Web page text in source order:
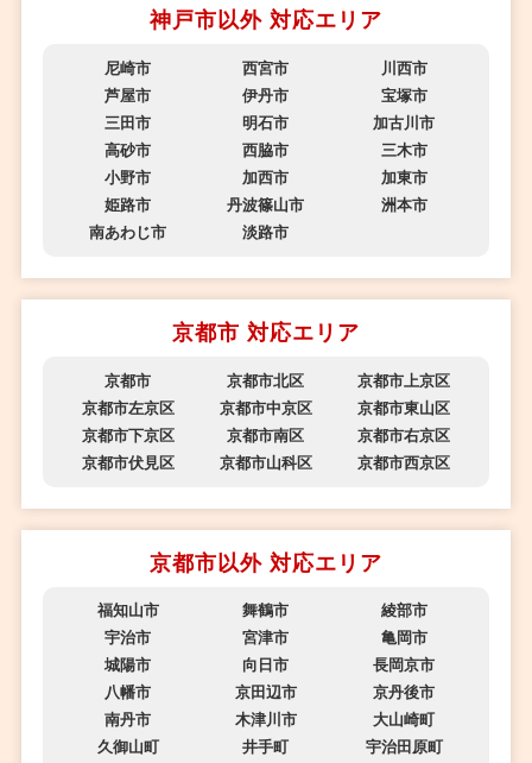
神戸市以外 対応エリア
尼崎市 西宮市
川西市
芦屋市
伊丹市
宝塚市
三田市
明石市
加古川市
高砂市
西脇市
三木市
小野市
加西市
加東市
姫路市
丹波篠山市
洲本市
南あわじ市
淡路市
京都市 対応エリア
京都市 京都市北区
京都市上京区
京都市左京区
京都市中京区
京都市東山区
京都市下京区
京都市南区
京都市右京区
京都市伏見区
京都市山科区 京都市西京区
京都市以外 対応エリア
福知山市 舞鶴市
綾部市
宇治市
宮津市
亀岡市
城陽市
向日市
長岡京市
八幡市
京田辺市
京丹後市
南丹市
木津川市
大山崎町
久御山町
井手町
宇治田原町